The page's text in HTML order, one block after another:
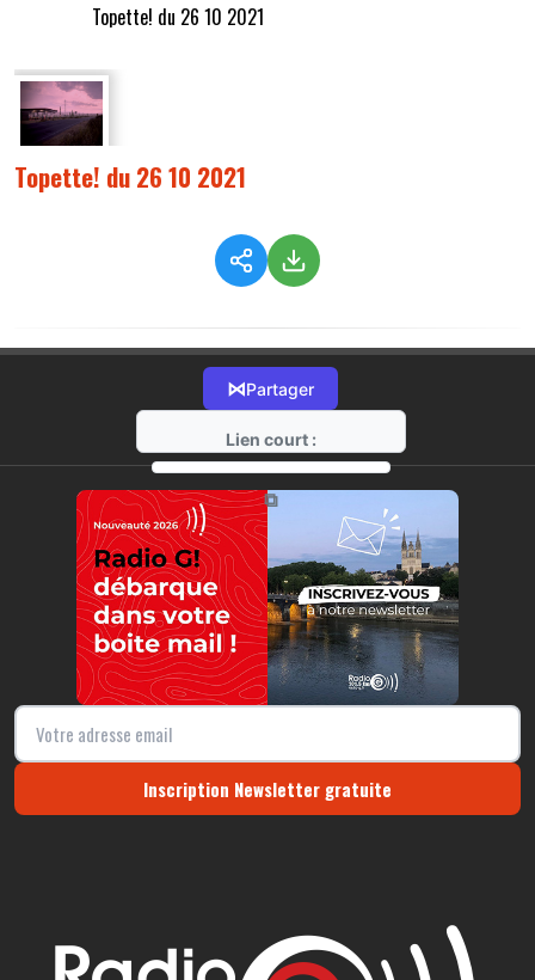
Topette! du 26 10 2021
Topette! du 26 10 2021
⋈Partager
Lien court :
https://radio-g.fr?6686
⧉
Inscription Newsletter gratuite